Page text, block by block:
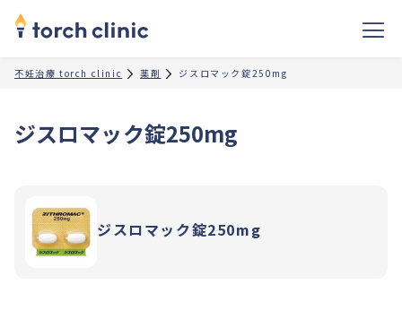
不妊治療 torch clinic 薬剤 ジスロマック錠250mg
ジスロマック錠250mg
ジスロマック錠250mg